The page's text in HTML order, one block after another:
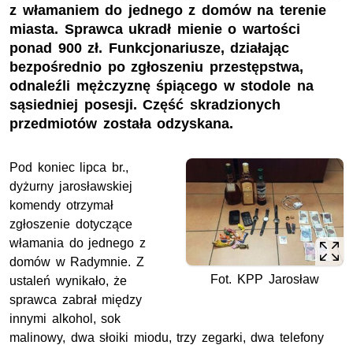
z włamaniem do jednego z domów na terenie
miasta. Sprawca ukradł mienie o wartości
ponad 900 zł. Funkcjonariusze, działając
bezpośrednio po zgłoszeniu przestępstwa,
odnaleźli mężczyznę śpiącego w stodole na
sąsiedniej posesji. Część skradzionych
przedmiotów została odzyskana.
Fot. KPP Jarosław
Pod koniec lipca br.,
dyżurny jarosławskiej
komendy otrzymał
zgłoszenie dotyczące
włamania do jednego z
domów w Radymnie. Z
ustaleń wynikało, że
sprawca zabrał między
innymi alkohol, sok
malinowy, dwa słoiki miodu, trzy zegarki, dwa telefony